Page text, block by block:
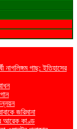
নাগলিঙ্গম গাছ: ইতিহাসের
জরিমানা
আরেক কাণ্ড